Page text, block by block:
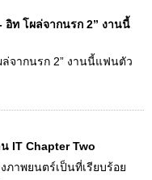
อิท โผล่จากนรก 2” งานนี้
ล่จากนรก 2” งานนี้แฟนตัว
IT Chapter Two
ภาพยนตร์เป็นที่เรียบร้อย